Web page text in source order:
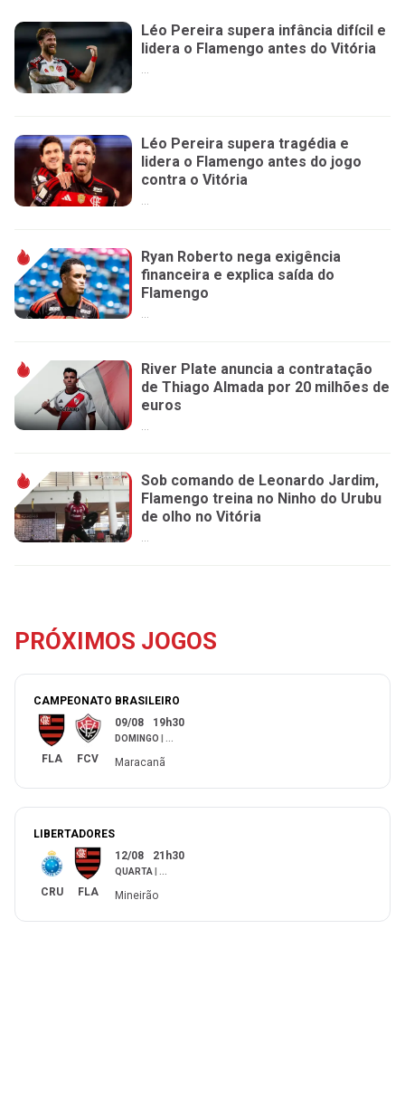
Léo Pereira supera infância difícil e
lidera o Flamengo antes do Vitória
...
Léo Pereira supera tragédia e
lidera o Flamengo antes do jogo
contra o Vitória
...
Ryan Roberto nega exigência
financeira e explica saída do
Flamengo
...
River Plate anuncia a contratação
de Thiago Almada por 20 milhões de
euros
...
Sob comando de Leonardo Jardim,
Flamengo treina no Ninho do Urubu
de olho no Vitória
...
PRÓXIMOS JOGOS
CAMPEONATO BRASILEIRO
FLA FCV
09/08 19h30
DOMINGO
Maracanã
LIBERTADORES
CRU FLA
12/08 21h30
QUARTA
Mineirão